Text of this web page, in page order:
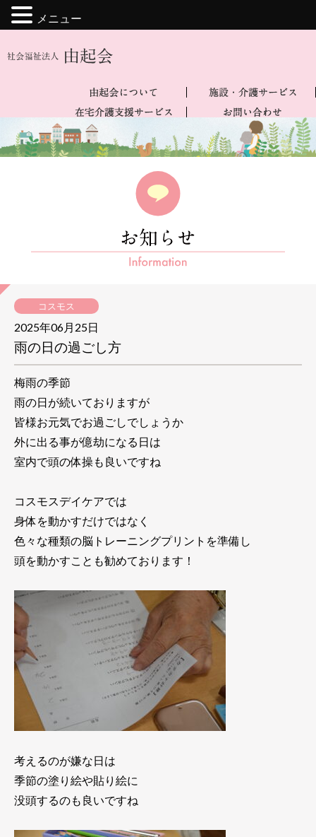
コスモス
2025年06月25日
雨の日の過ごし方
梅雨の季節
雨の日が続いておりますが
皆様お元気でお過ごしでしょうか
外に出る事が億劫になる日は
室内で頭の体操も良いですね
コスモスデイケアでは
身体を動かすだけではなく
色々な種類の脳トレーニングプリントを準備し
頭を動かすことも勧めております！
考えるのが嫌な日は
季節の塗り絵や貼り絵に
没頭するのも良いですね
メニュー